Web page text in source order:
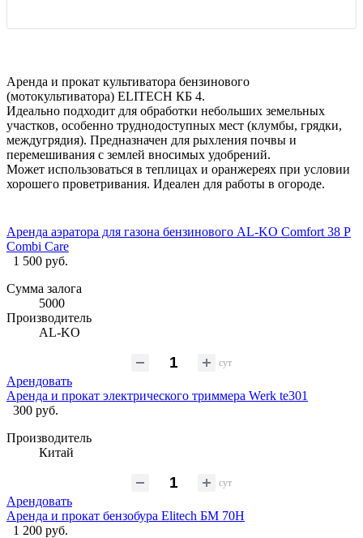
Аренда и прокат культиватора бензинового
(мотокультиватора) ELITECH КБ 4.
Идеально подходит для обработки небольших земельных
участков, особенно труднодоступных мест (клумбы, грядки,
междугрядия). Предназначен для рыхления почвы и
перемешивания с землей вносимых удобрений.
Может использоваться в теплицах и оранжереях при условии
хорошего проветривания. Идеален для работы в огороде.
Аренда аэратора для газона бензинового AL-KO Comfort 38 P
Combi Care
1 500 руб.
Сумма залога
5000
Производитель
AL-KO
сут
Арендовать
Аренда и прокат электрического триммера Werk te301
300 руб.
Производитель
Китай
сут
Арендовать
Аренда и прокат бензобура Elitech БМ 70H
1 200 руб.